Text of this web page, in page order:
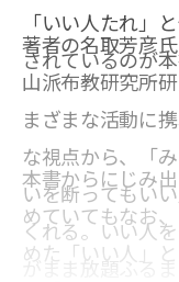
「いい人たれ」
されているのが
著者の名取芳彦
山派布教研究所
まざまな活動に
な視点から、「
いを断ってもい
くれる。いい人
本書からにじみ
めていてもなお
めた「いい人」